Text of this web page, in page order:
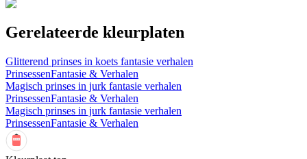
Gerelateerde kleurplaten
Glitterend prinses in koets fantasie verhalen
PrinsessenFantasie & Verhalen
Magisch prinses in jurk fantasie verhalen
PrinsessenFantasie & Verhalen
Magisch prinses in jurk fantasie verhalen
PrinsessenFantasie & Verhalen